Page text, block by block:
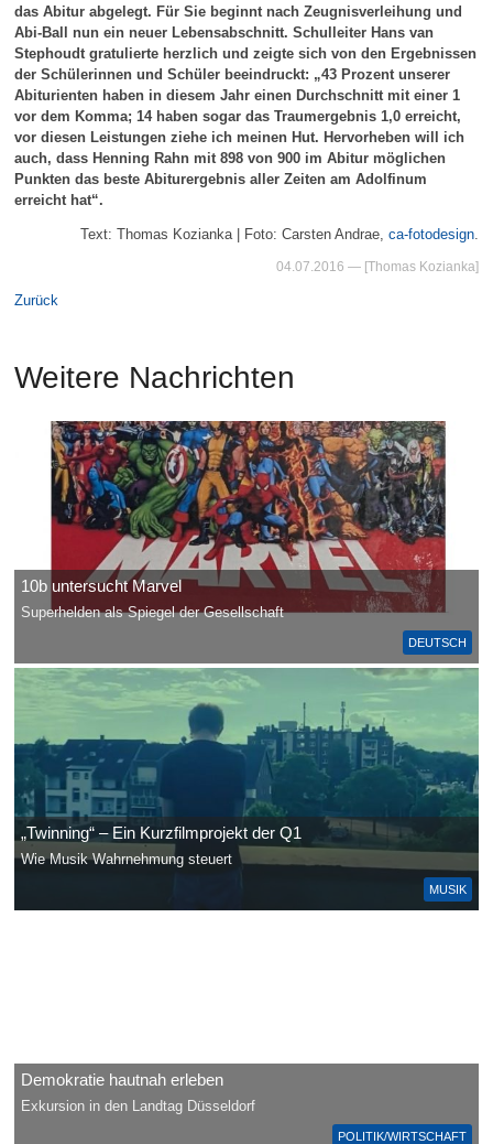
das Abitur abgelegt. Für Sie beginnt nach Zeugnisverleihung und
Abi-Ball nun ein neuer Lebensabschnitt. Schulleiter Hans van
Stephoudt gratulierte herzlich und zeigte sich von den Ergebnissen
der Schülerinnen und Schüler beeindruckt: „43 Prozent unserer
Abiturienten haben in diesem Jahr einen Durchschnitt mit einer 1
vor dem Komma; 14 haben sogar das Traumergebnis 1,0 erreicht,
vor diesen Leistungen ziehe ich meinen Hut. Hervorheben will ich
auch, dass Henning Rahn mit 898 von 900 im Abitur möglichen
Punkten das beste Abiturergebnis aller Zeiten am Adolfinum
erreicht hat“.
Text: Thomas Kozianka | Foto: Carsten Andrae,ca-fotodesign.
04.07.2016 — [Thomas Kozianka]
Zurück
Weitere Nachrichten
DEUTSCH
10b untersucht Marvel
Superhelden als Spiegel der Gesellschaft
MUSIK
„Twinning“ – Ein Kurzfilmprojekt der Q1
Wie Musik Wahrnehmung steuert
POLITIK/WIRTSCHAFT
Demokratie hautnah erleben
Exkursion in den Landtag Düsseldorf